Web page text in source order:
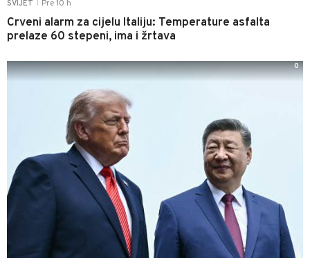
SVIJET Pre 10 h
Crveni alarm za cijelu Italiju: Temperature asfalta
prelaze 60 stepeni, ima i žrtava
0